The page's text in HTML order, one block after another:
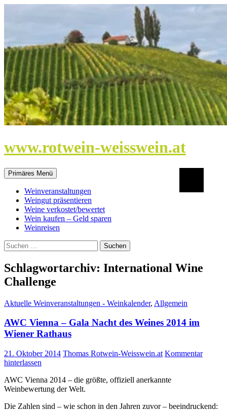
www.rotwein-weisswein.at
Primäres Menü
Weinveranstaltungen
Weingut präsentieren
Weine verkostet/bewertet
Wein kaufen – Geld sparen
Weinreisen
Suchen
nach:
Schlagwortarchiv: International Wine
Challenge
Aktuelle Weinveranstaltungen - Weinkalender, Allgemein
AWC Vienna – Gala Nacht des Weines 2014 im
Wiener Rathaus
21. Oktober 2014 Thomas Rotwein-Weisswein.at Kommentar
hinterlassen
AWC Vienna 2014 – die größte, offiziell anerkannte
Weinbewertung der Welt.
Die Zahlen sind – wie schon in den Jahren zuvor – beeindruckend: